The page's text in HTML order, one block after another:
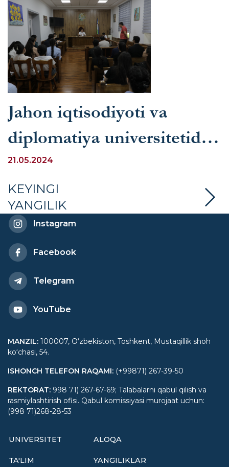
Jahon iqtisodiyoti va
diplomatiya universitetida
Sayyor sud majlisi bo‘lib
o‘tdi
21.05.2024
KEYINGI
YANGILIK
Instagram
Facebook
Telegram
YouTube
MANZIL: 100007, Oʻzbekiston, Toshkent, Mustaqillik shoh
koʻchasi, 54.
ISHONCH TELEFON RAQAMI: (+99871) 267-39-50
REKTORAT: 998 71) 267-67-69; Talabalarni qabul qilish va
rasmiylashtirish ofisi. Qabul komissiyasi murojaat uchun:
(998 71)268-28-53
UNIVERSITET
TA'LIM
ALOQA
YANGILIKLAR